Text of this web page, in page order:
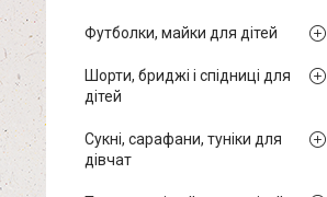
Футболки, майки для дітей
Шорти, бриджі і спідниці для
дітей
Сукні, сарафани, туніки для
дівчат